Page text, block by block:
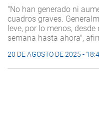
"No han generado ni
cuadros graves.
leve, por lo menos,
semana hasta ahora",
20 DE AGOSTO DE 2025 -